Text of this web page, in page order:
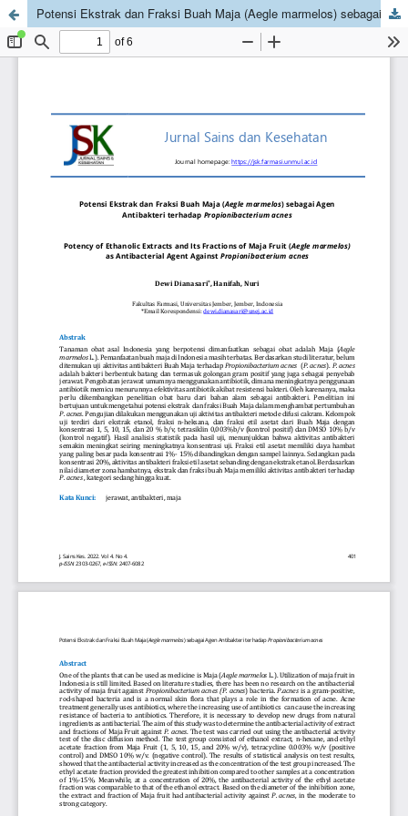
Potensi Ekstrak dan Fraksi Buah Maja (Aegle marmelos) sebagai Agen Antibakteri terhadap Propionibacterium acnes